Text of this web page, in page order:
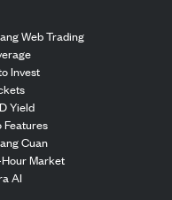
Web Trading
Invest
Yield
Features
Cuan
Market
AI